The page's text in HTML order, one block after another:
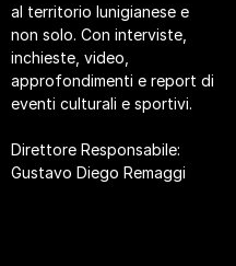
al territorio lunigianese e
non solo. Con interviste,
inchieste, video,
approfondimenti e report di
eventi culturali e sportivi.
Direttore Responsabile:
Gustavo Diego Remaggi